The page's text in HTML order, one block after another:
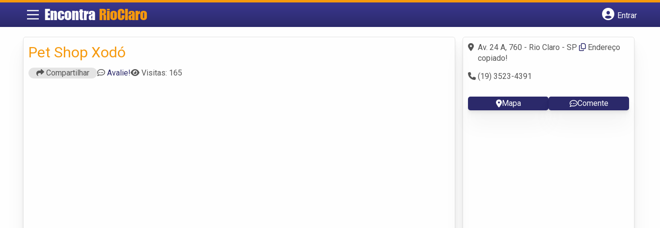
Encontra RioClaro
Entrar
Fazer login
Criar conta
Pet Shop Xodó
Compartilhar Avalie! Visitas: 165
Av. 24 A, 760 - Rio Claro - SP
Endereço
copiado!
(19) 3523-4391
Mapa Comente